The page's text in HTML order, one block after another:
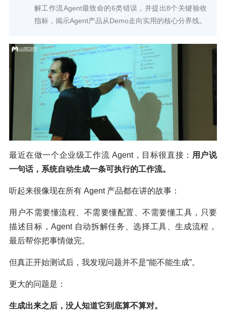
解工作流Agent最致命的6类错误，并提出8个关键验收
指标，揭示Agent产品从Demo走向实用的核心分界线。
最近在做一个企业级工作流 Agent，目标很直接： 用户说
一句话，系统自动生成一条可执行的工作流。
听起来很像现在所有 Agent 产品都在讲的故事：
用户不需要懂流程、不需要懂配置、不需要懂工具，只要
描述目标，Agent 自动拆解任务、选择工具、生成流程，
最后帮你把事情做完。
但真正开始测试后，我发现问题并不是“能不能生成”。
更大的问题是：
生成出来之后，没人知道它到底算不算对。